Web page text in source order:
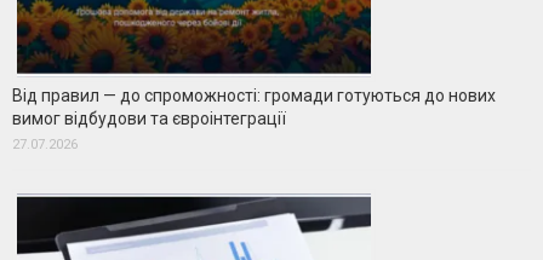
Від правил — до спроможності: громади готуються до нових
вимог відбудови та євроінтеграції
27.07.2026